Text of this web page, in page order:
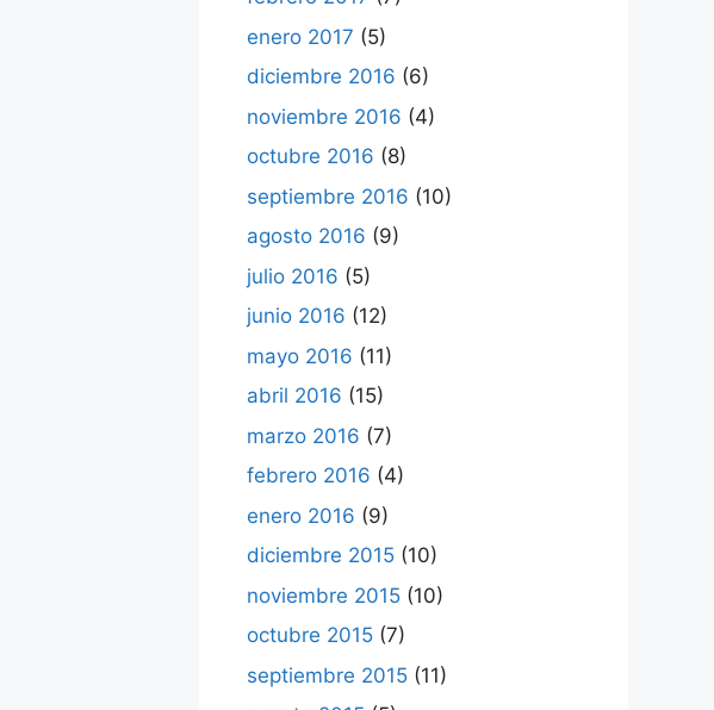
enero 2017 (5)
diciembre 2016 (6)
noviembre 2016 (4)
octubre 2016 (8)
septiembre 2016 (10)
agosto 2016 (9)
julio 2016 (5)
junio 2016 (12)
mayo 2016 (11)
abril 2016 (15)
marzo 2016 (7)
febrero 2016 (4)
enero 2016 (9)
diciembre 2015 (10)
noviembre 2015 (10)
octubre 2015 (7)
septiembre 2015 (11)